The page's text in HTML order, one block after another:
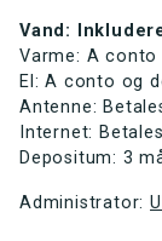
Vand:
Varme: A conto
El: A conto og
Antenne:
Internet:
Depositum: 3
Administrator: